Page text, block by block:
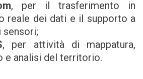
, per il trasferimento in
reale dei dati e il supporto a
sensori;
, per attività di mappatura,
e analisi del territorio.